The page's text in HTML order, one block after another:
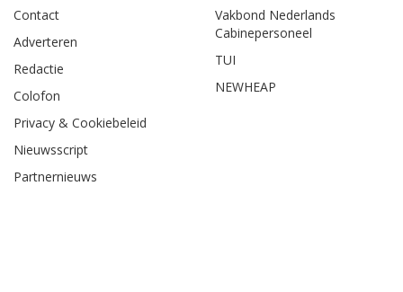
Contact
Adverteren
Redactie
Colofon
Privacy & Cookiebeleid
Nieuwsscript
Partnernieuws
Vakbond Nederlands
Cabinepersoneel
TUI
NEWHEAP